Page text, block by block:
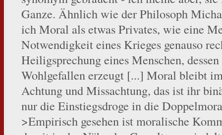
Ganze. Ähnlich wie der Philosoph
ich Moral als etwas Privates, wie eine
Notwendigkeit eines Krieges genauso
Heiligsprechung eines Menschen,
Wohlgefallen erzeugt [...] Moral bleibt
Achtung und Missachtung, das ist ihr
nur die Einstiegsdroge in die
>Empirisch gesehen ist moralische